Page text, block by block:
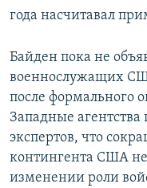
года насчитавал
Байден пока не
военнослужащих
после формального
Западные
экспертов, что
контингента США
изменении роли